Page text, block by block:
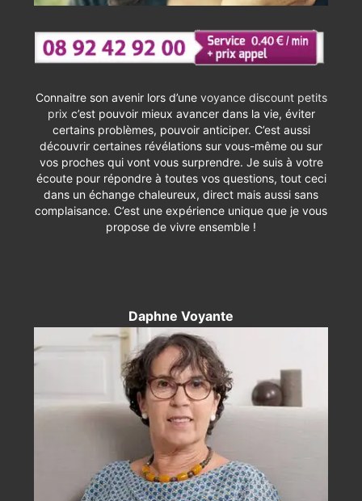
Connaitre son avenir lors d’une voyance discount petits
prix c’est pouvoir mieux avancer dans la vie, éviter
certains problèmes, pouvoir anticiper. C’est aussi
découvrir certaines révélations sur vous-même ou sur
vos proches qui vont vous surprendre. Je suis à votre
écoute pour répondre à toutes vos questions, tout ceci
dans un échange chaleureux, direct mais aussi sans
complaisance. C’est une expérience unique que je vous
propose de vivre ensemble !
Daphne Voyante